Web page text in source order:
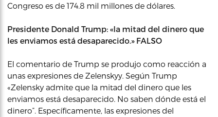
Congreso es de 174.8 mil millones de dólares.
Presidente Donald Trump: «la mitad del dinero que
les enviamos está desaparecido.» FALSO
El comentario de Trump se produjo como reacción a
unas expresiones de Zelenskyy. Según Trump
«Zelensky admite que la mitad del dinero que les
enviamos está desaparecido. No saben dónde está el
dinero”. Específicamente, las expresiones del